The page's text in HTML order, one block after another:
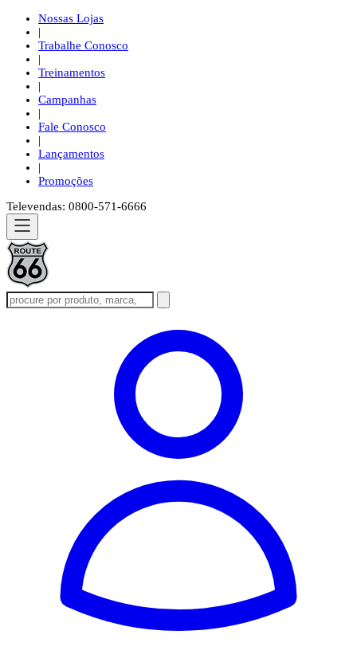
Nossas Lojas
|
Trabalhe Conosco
|
Treinamentos
|
Campanhas
|
Fale Conosco
|
Lançamentos
|
Promoções
Televendas: 0800-571-6666